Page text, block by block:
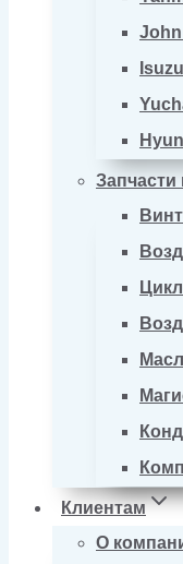
Isuzu
Клиентам
О